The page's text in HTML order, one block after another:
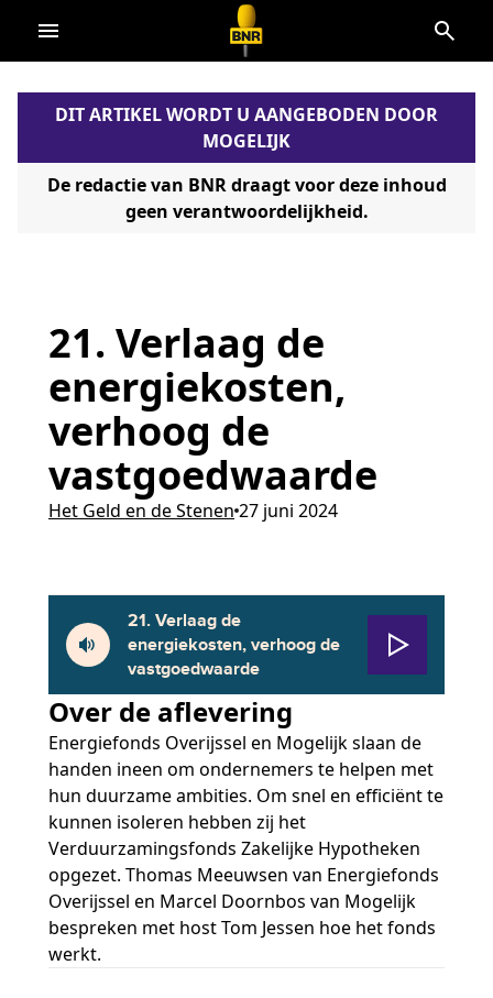
Direct
naar
deDIT ARTIKEL WORDT U AANGEBODEN DOOR
MOGELIJK
De redactie van BNR draagt voor deze inhoud
geen verantwoordelijkheid.
21. Verlaag de
energiekosten,
verhoog de
vastgoedwaarde
Het Geld en de Stenen 27 juni 2024
21. Verlaag de
energiekosten, verhoog de
vastgoedwaarde
Over de aflevering
Energiefonds Overijssel en Mogelijk slaan de
handen ineen om ondernemers te helpen met
hun duurzame ambities. Om snel en efficiënt te
kunnen isoleren hebben zij het
Verduurzamingsfonds Zakelijke Hypotheken
opgezet. Thomas Meeuwsen van Energiefonds
Overijssel en Marcel Doornbos van Mogelijk
bespreken met host Tom Jessen hoe het fonds
werkt.